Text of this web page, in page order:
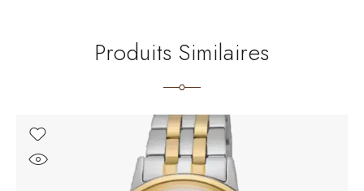
Produits Similaires